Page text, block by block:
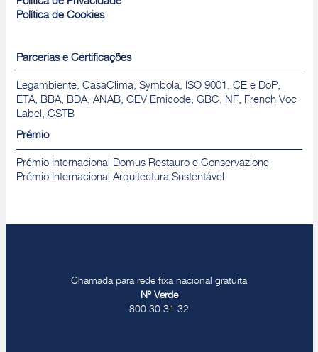
Política de Cookies
Parcerias e Certificações
Legambiente, CasaClima, Symbola, ISO 9001, CE e DoP,
ETA, BBA, BDA, ANAB, GEV Emicode, GBC, NF, French Voc
Label, CSTB
Prémio
Prémio Internacional Domus Restauro e Conservazione
Prémio Internacional Arquitectura Sustentável
Chamada para rede fixa nacional gratuita
Nº Verde
800 30 31 32